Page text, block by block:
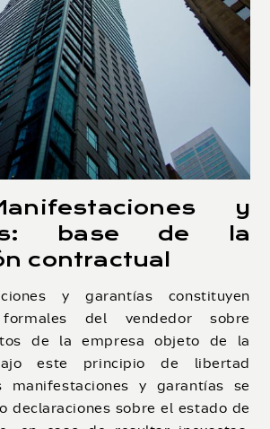
y
base de la
contractual
y garantías constituyen
formales del vendedor sobre
de la empresa objeto de la
este principio de libertad
manifestaciones y garantías se
declaraciones sobre el estado de